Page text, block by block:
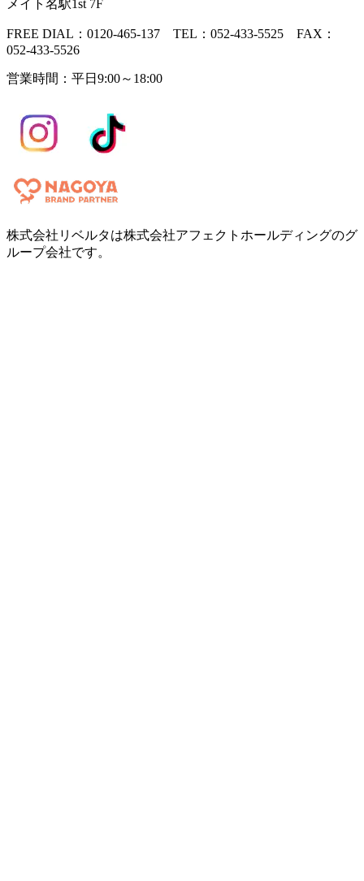
メイト名駅1st 7F
FREE DIAL：0120-465-137 TEL：052-433-5525 FAX：
052-433-5526
営業時間：平日9:00～18:00
株式会社リベルタは株式会社アフェクトホールディングのグ
ループ会社です。